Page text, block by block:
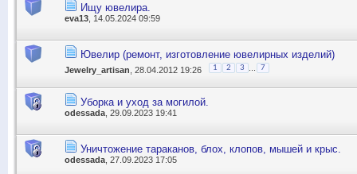
Ищу ювелира.
eva13 , 14.05.2024 09:59
Ювелир (ремонт, изготовление ювелирных изделий)
Jewelry_artisan , 28.04.2012 19:26 1 2 3 7
Уборка и уход за могилой.
odessada , 29.09.2023 19:41
Уничтожение тараканов, блох, клопов, мышей и крыс.
odessada , 27.09.2023 17:05